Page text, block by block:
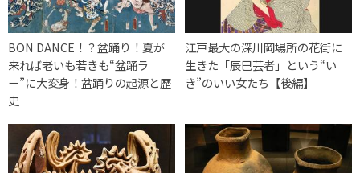
BON DANCE！？盆踊り！夏が
来れば老いも若きも“盆踊ラ
ー”に大変身！盆踊りの起源と歴
史
江戸最大の深川岡場所の花街に
生きた「辰巳芸者」という“い
き”のいい女たち【後編】